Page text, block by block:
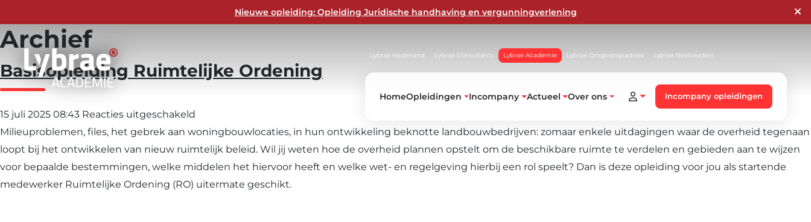
Nieuwe opleiding: Opleiding Juridische handhaving en vergunningverlening
Lybrae Nederland Lybrae Consultants Lybrae Academie Lybrae Omgevingsadvies Lybrae NextLeaders
HomeOpleidingen Incompany Actueel Over ons Incompany opleidingen
Archief
Basisopleiding Ruimtelijke Ordening
15 juli 2025 08:43 Reacties uitgeschakeld
Basisopleiding
Ruimtelijke
Ordening
Milieuproblemen, files, het gebrek aan woningbouwlocaties, in hun ontwikkeling beknotte landbouwbedrijven: zomaar enkele uitdagingen waar de overheid tegenaan
loopt bij het ontwikkelen van nieuw ruimtelijk beleid. Wil jij weten hoe de overheid plannen opstelt om de beschikbare ruimte te verdelen en gebieden aan te wijzen
voor bepaalde bestemmingen, welke middelen het hiervoor heeft en welke wet- en regelgeving hierbij een rol speelt? Dan is deze opleiding voor jou als startende
medewerker Ruimtelijke Ordening (RO) uitermate geschikt.